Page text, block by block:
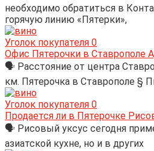
необходимо обратиться в
горячую линию «Пятерки»,
Уголок покупателя 0
Офис Пятерочки в Ставрополе
🗣 Расстояние от центра
км. Пятерочка в Ставрополе §
Уголок покупателя 0
Продается ли в Пятерочке
🗣 Рисовый уксус сегодня
азиатской кухне, но и в других